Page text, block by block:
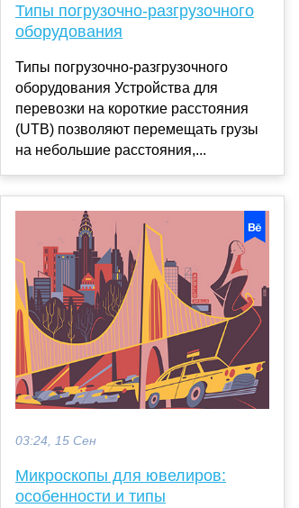
Типы погрузочно-разгрузочного
оборудования
Типы погрузочно-разгрузочного
оборудования Устройства для
перевозки на короткие расстояния
(UTB) позволяют перемещать грузы
на небольшие расстояния,...
03:24, 15 Сен
Микроскопы для ювелиров:
особенности и типы